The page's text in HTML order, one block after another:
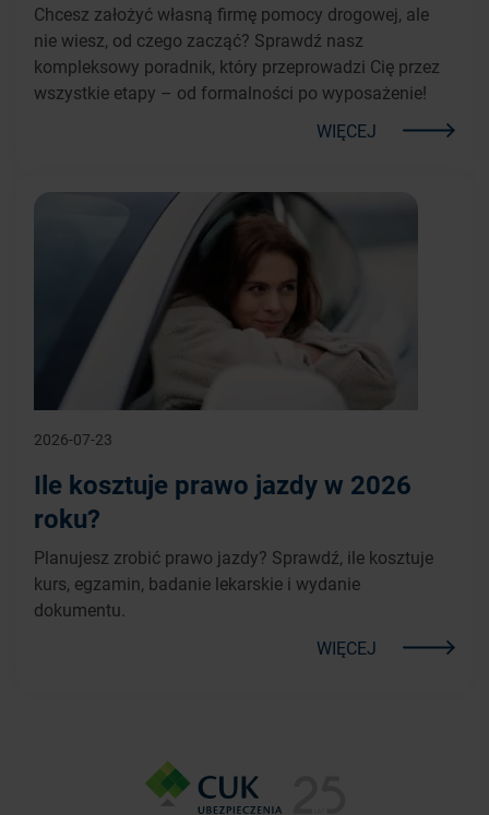
Chcesz założyć własną firmę pomocy drogowej, ale
nie wiesz, od czego zacząć? Sprawdź nasz
kompleksowy poradnik, który przeprowadzi Cię przez
wszystkie etapy – od formalności po wyposażenie!
WIĘCEJ
2026-07-23
Ile kosztuje prawo jazdy w 2026
roku?
Planujesz zrobić prawo jazdy? Sprawdź, ile kosztuje
kurs, egzamin, badanie lekarskie i wydanie
dokumentu.
WIĘCEJ